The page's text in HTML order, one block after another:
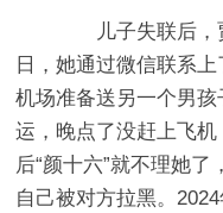
儿子失联后，
日，她通过微信联系上
机场准备送另一个男
运，晚点了没赶上飞机
后“颜十六”就不理她
自己被对方拉黑。